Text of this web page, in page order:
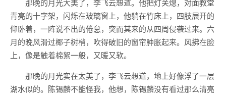
那晚的月光大美了，李飞云想道。他把灯关熄，对面教堂
青亮的十字架，闪烁在玻璃窗上，他躺在竹床上，四肢展开的
仰卧着，一阵说不出的倦怠，突而其来的从四周侵袭过来。六
月的晚风滑过椰子树梢，吹得破旧的窗帘肿胀起来。风拂在脸
上，像是触着棉絮一般，又暖又软。
那晚的月光实在太美了，李飞云想道，地上好像浮了一层
湖水似的。陈锡麟不能怪我，他想，陈锡麟没有看过那么清亮